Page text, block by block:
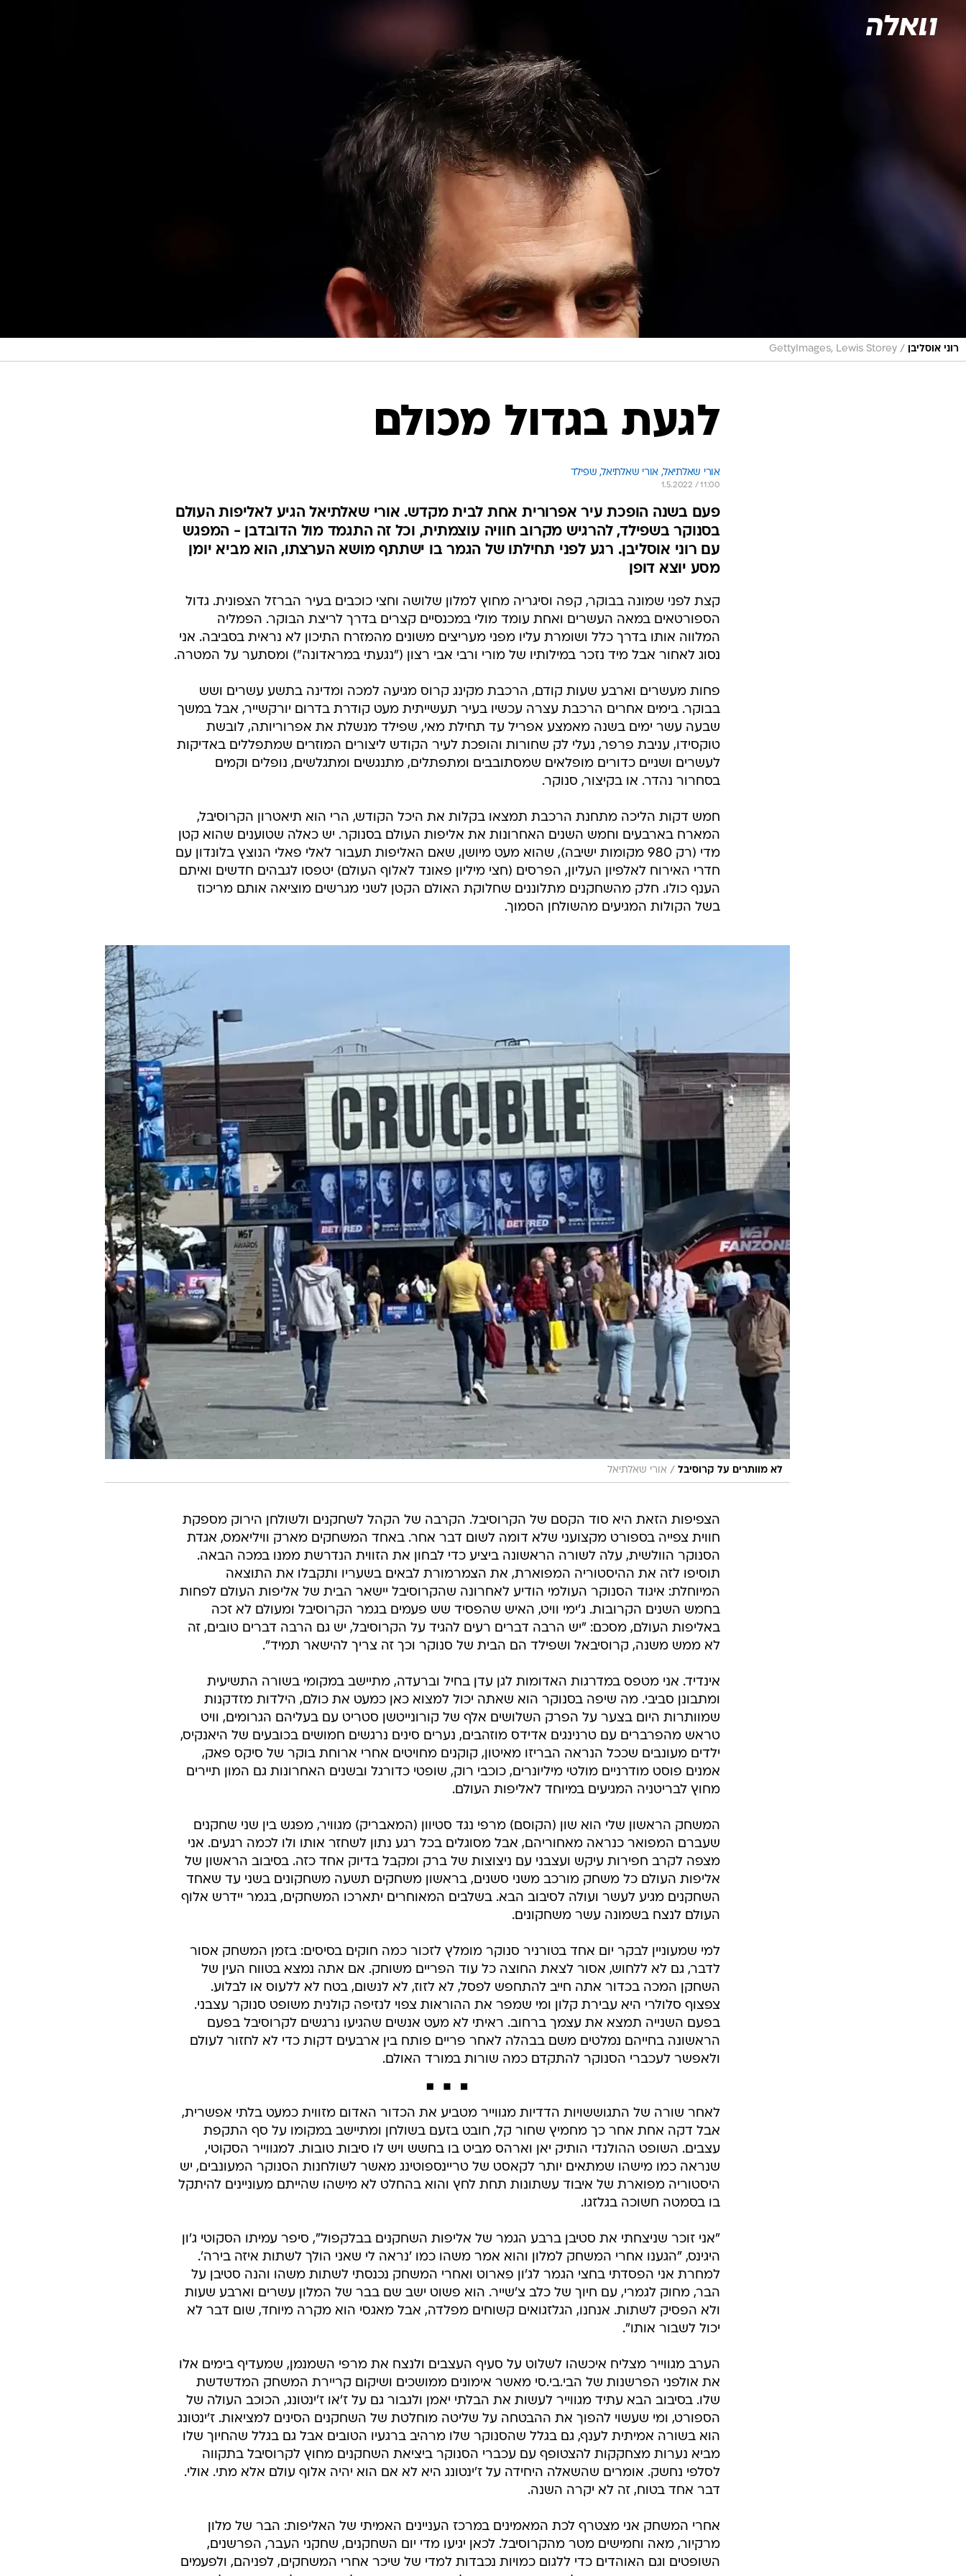
רוני אוסליבן /
GettyImages, Lewis Storey
לגעת בגדול מכולם
אורי שאלתיאל, אורי שאלתיאל, שפילד
1.5.2022 / 11:00
פעם בשנה הופכת עיר אפרורית אחת לבית מקדש. אורי שאלתיאל הגיע לאליפות העולם
בסנוקר בשפילד, להרגיש מקרוב חוויה עוצמתית, וכל זה התגמד מול הדובדבן - המפגש
עם רוני אוסליבן. רגע לפני תחילתו של הגמר בו ישתתף מושא הערצתו, הוא מביא יומן
מסע יוצא דופן
קצת לפני שמונה בבוקר, קפה וסיגריה מחוץ למלון שלושה וחצי כוכבים בעיר הברזל הצפונית. גדול
הספורטאים במאה העשרים ואחת עומד מולי במכנסיים קצרים בדרך לריצת הבוקר. הפמליה
המלווה אותו בדרך כלל ושומרת עליו מפני מעריצים משונים מהמזרח התיכון לא נראית בסביבה. אני
נסוג לאחור אבל מיד נזכר במילותיו של מורי ורבי אבי רצון ("נגעתי במראדונה") ומסתער על המטרה.
פחות מעשרים וארבע שעות קודם, הרכבת מקינג קרוס מגיעה למכה ומדינה בתשע עשרים ושש
בבוקר. בימים אחרים הרכבת עצרה עכשיו בעיר תעשייתית מעט קודרת בדרום יורקשייר, אבל במשך
שבעה עשר ימים בשנה מאמצע אפריל עד תחילת מאי, שפילד מנשלת את אפרוריותה, לובשת
טוקסידו, עניבת פרפר, נעלי לק שחורות והופכת לעיר הקודש ליצורים המוזרים שמתפללים באדיקות
לעשרים ושניים כדורים מופלאים שמסתובבים ומתפתלים, מתנגשים ומתגלשים, נופלים וקמים
בסחרור נהדר. או בקיצור, סנוקר.
חמש דקות הליכה מתחנת הרכבת תמצאו בקלות את היכל הקודש, הרי הוא תיאטרון הקרוסיבל,
המארח בארבעים וחמש השנים האחרונות את אליפות העולם בסנוקר. יש כאלה שטוענים שהוא קטן
מדי (רק 980 מקומות ישיבה), שהוא מעט מיושן, שאם האליפות תעבור לאלי פאלי הנוצץ בלונדון עם
חדרי האירוח לאלפיון העליון, הפרסים (חצי מיליון פאונד לאלוף העולם) יטפסו לגבהים חדשים ואיתם
הענף כולו. חלק מהשחקנים מתלוננים שחלוקת האולם הקטן לשני מגרשים מוציאה אותם מריכוז
בשל הקולות המגיעים מהשולחן הסמוך.
לא מוותרים על קרוסיבל / אורי שאלתיאל
הצפיפות הזאת היא סוד הקסם של הקרוסיבל. הקרבה של הקהל לשחקנים ולשולחן הירוק מספקת
חווית צפייה בספורט מקצועני שלא דומה לשום דבר אחר. באחד המשחקים מארק וויליאמס, אגדת
הסנוקר הוולשית, עלה לשורה הראשונה ביציע כדי לבחון את הזווית הנדרשת ממנו במכה הבאה.
תוסיפו לזה את ההיסטוריה המפוארת, את הצמרמורת לבאים בשעריו ותקבלו את התוצאה
המיוחלת: איגוד הסנוקר העולמי הודיע לאחרונה שהקרוסיבל יישאר הבית של אליפות העולם לפחות
בחמש השנים הקרובות. ג'ימי וויט, האיש שהפסיד שש פעמים בגמר הקרוסיבל ומעולם לא זכה
באליפות העולם, מסכם: "יש הרבה דברים רעים להגיד על הקרוסיבל, יש גם הרבה דברים טובים, זה
לא ממש משנה, קרוסיבאל ושפילד הם הבית של סנוקר וכך זה צריך להישאר תמיד".
אינדיד. אני מטפס במדרגות האדומות לגן עדן בחיל וברעדה, מתיישב במקומי בשורה התשיעית
ומתבונן סביבי. מה שיפה בסנוקר הוא שאתה יכול למצוא כאן כמעט את כולם, הילדות מזדקנות
שמוותרות היום בצער על הפרק השלושים אלף של קורונייטשן סטריט עם בעליהם הגרומים, וויט
טראש מהפרברים עם טרנינגים אדידס מוזהבים, נערים סינים נרגשים חמושים בכובעים של היאנקיס,
ילדים מעונבים שככל הנראה הבריזו מאיטון, קוקנים מחויטים אחרי ארוחת בוקר של סיקס פאק,
אמנים פוסט מודרניים מולטי מיליונרים, כוכבי רוק, שופטי כדורגל ובשנים האחרונות גם המון תיירים
מחוץ לבריטניה המגיעים במיוחד לאליפות העולם.
המשחק הראשון שלי הוא שון (הקוסם) מרפי נגד סטיוון (המאבריק) מגוויר, מפגש בין שני שחקנים
שעברם המפואר כנראה מאחוריהם, אבל מסוגלים בכל רגע נתון לשחזר אותו ולו לכמה רגעים. אני
מצפה לקרב חפירות עיקש ועצבני עם ניצוצות של ברק ומקבל בדיוק אחד כזה. בסיבוב הראשון של
אליפות העולם כל משחק מורכב משני סשנים, בראשון משחקים תשעה משחקונים בשני עד שאחד
השחקנים מגיע לעשר ועולה לסיבוב הבא. בשלבים המאוחרים יתארכו המשחקים, בגמר יידרש אלוף
העולם לנצח בשמונה עשר משחקונים.
למי שמעוניין לבקר יום אחד בטורניר סנוקר מומלץ לזכור כמה חוקים בסיסים: בזמן המשחק אסור
לדבר, גם לא ללחוש, אסור לצאת החוצה כל עוד הפריים משוחק. אם אתה נמצא בטווח העין של
השחקן המכה בכדור אתה חייב להתחפש לפסל, לא לזוז, לא לנשום, בטח לא ללעוס או לבלוע.
צפצוף סלולרי היא עבירת קלון ומי שמפר את ההוראות צפוי לנזיפה קולנית משופט סנוקר עצבני.
בפעם השנייה תמצא את עצמך ברחוב. ראיתי לא מעט אנשים שהגיעו נרגשים לקרוסיבל בפעם
הראשונה בחייהם נמלטים משם בבהלה לאחר פריים פותח בין ארבעים דקות כדי לא לחזור לעולם
ולאפשר לעכברי הסנוקר להתקדם כמה שורות במורד האולם.
לאחר שורה של התגוששויות הדדיות מגווייר מטביע את הכדור האדום מזווית כמעט בלתי אפשרית,
אבל דקה אחת אחר כך מחמיץ שחור קל, חובט בזעם בשולחן ומתיישב במקומו על סף התקפת
עצבים. השופט ההולנדי הותיק יאן וארהס מביט בו בחשש ויש לו סיבות טובות. למגווייר הסקוטי,
שנראה כמו מישהו שמתאים יותר לקאסט של טריינספוטינג מאשר לשולחנות הסנוקר המעונבים, יש
היסטוריה מפוארת של איבוד עשתונות תחת לחץ והוא בהחלט לא מישהו שהייתם מעוניינים להיתקל
בו בסמטה חשוכה בגלזגו.
"אני זוכר שניצחתי את סטיבן ברבע הגמר של אליפות השחקנים בבלקפול", סיפר עמיתו הסקוטי ג'ון
היגינס, "הגענו אחרי המשחק למלון והוא אמר משהו כמו 'נראה לי שאני הולך לשתות איזה בירה'.
למחרת אני הפסדתי בחצי הגמר לג'ון פארוט ואחרי המשחק נכנסתי לשתות משהו והנה סטיבן על
הבר, מחוק לגמרי, עם חיוך של כלב צ'שייר. הוא פשוט ישב שם בבר של המלון עשרים וארבע שעות
ולא הפסיק לשתות. אנחנו, הגלזגואים קשוחים מפלדה, אבל מאגסי הוא מקרה מיוחד, שום דבר לא
יכול לשבור אותו".
הערב מגווייר מצליח איכשהו לשלוט על סעיף העצבים ולנצח את מרפי השמנמן, שמעדיף בימים אלו
את אולפני הפרשנות של הבי.בי.סי מאשר אימונים ממושכים ושיקום קריירת המשחק המדשדשת
שלו. בסיבוב הבא עתיד מגווייר לעשות את הבלתי יאמן ולגבור גם על ז'או ז'ינטונג, הכוכב העולה של
הספורט, ומי שעשוי להפוך את ההבטחה על שליטה מוחלטת של השחקנים הסינים למציאות. ז'ינטונג
הוא בשורה אמיתית לענף, גם בגלל שהסנוקר שלו מרהיב ברגעיו הטובים אבל גם בגלל שהחיוך שלו
מביא נערות מצחקקות להצטופף עם עכברי הסנוקר ביציאת השחקנים מחוץ לקרוסיבל בתקווה
לסלפי נחשק. אומרים שהשאלה היחידה על ז'ינטונג היא לא אם הוא יהיה אלוף עולם אלא מתי. אולי.
דבר אחד בטוח, זה לא יקרה השנה.
אחרי המשחק אני מצטרף לכת המאמינים במרכז העניינים האמיתי של האליפות: הבר של מלון
מרקיור, מאה וחמישים מטר מהקרוסיבל. לכאן יגיעו מדי יום השחקנים, שחקני העבר, הפרשנים,
השופטים וגם האוהדים כדי ללגום כמויות נכבדות למדי של שיכר אחרי המשחקים, לפניהם, ולפעמים